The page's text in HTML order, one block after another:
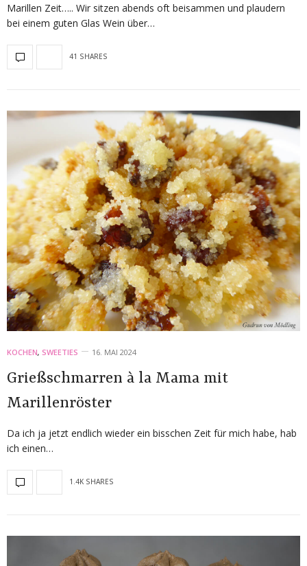
Marillen Zeit….. Wir sitzen abends oft beisammen und plaudern
bei einem guten Glas Wein über…
41 SHARES
KOCHEN, SWEETIES 16. MAI 2024
Grießschmarren à la Mama mit
Marillenröster
Da ich ja jetzt endlich wieder ein bisschen Zeit für mich habe, hab
ich einen…
1.4K SHARES